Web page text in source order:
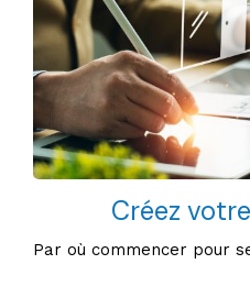
Créez
Par où commencer pour